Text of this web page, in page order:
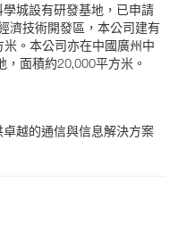
城設有研發基地，已申請
濟技術開發區，本公司建有
。本公司亦在中國廣州中
面積約20,000平方米。
越的通信與信息解決方案